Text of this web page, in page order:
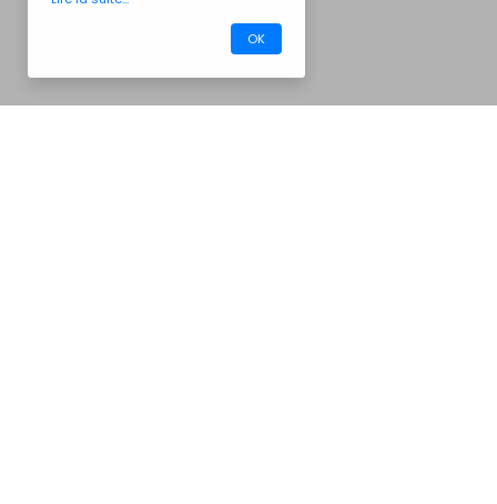
OK